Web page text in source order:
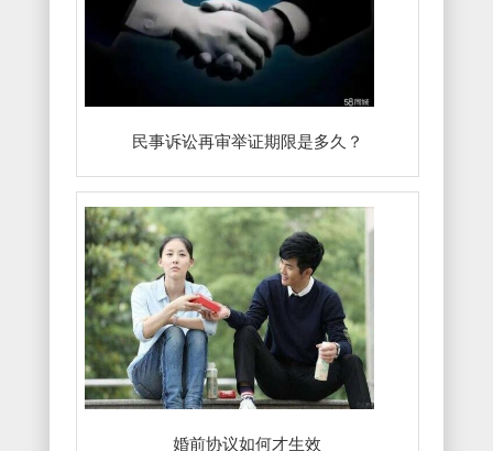
民事诉讼再审举证期限是多久？
婚前协议如何才生效